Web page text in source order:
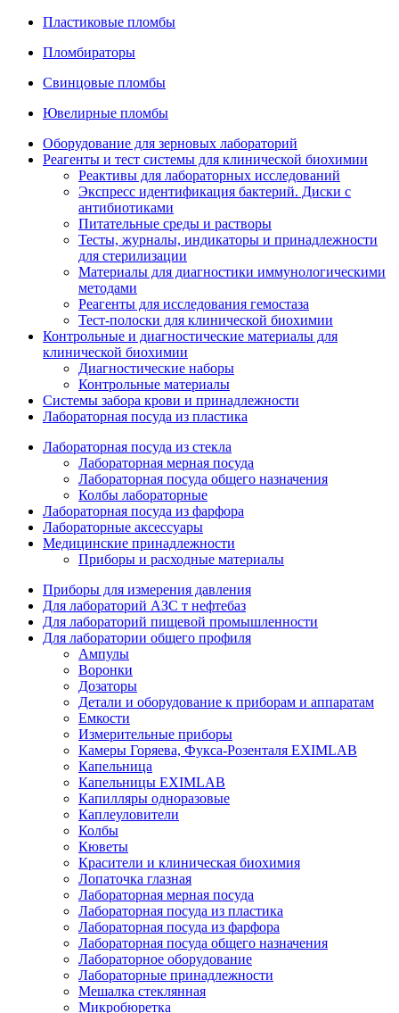
Пластиковые пломбы
Пломбираторы
Свинцовые пломбы
Ювелирные пломбы
Оборудование для зерновых лабораторий
Реагенты и тест системы для клинической биохимии
Реактивы для лабораторных исследований
Экспресс идентификация бактерий. Диски с
антибиотиками
Питательные среды и растворы
Тесты, журналы, индикаторы и принадлежности
для стерилизации
Материалы для диагностики иммунологическими
методами
Реагенты для исследования гемостаза
Тест-полоски для клинической биохимии
Контрольные и диагностические материалы для
клинической биохимии
Диагностические наборы
Контрольные материалы
Системы забора крови и принадлежности
Лабораторная посуда из пластика
Лабораторная посуда из стекла
Лабораторная мерная посуда
Лабораторная посуда общего назначения
Колбы лабораторные
Лабораторная посуда из фарфора
Лабораторные аксессуары
Медицинские принадлежности
Приборы и расходные материалы
Приборы для измерения давления
Для лабораторий АЗС т нефтебаз
Для лабораторий пищевой промышленности
Для лаборатории общего профиля
Ампулы
Воронки
Дозаторы
Детали и оборудование к приборам и аппаратам
Емкости
Измерительные приборы
Камеры Горяева, Фукса-Розенталя EXIMLAB
Капельница
Капельницы EXIMLAB
Капилляры одноразовые
Каплеуловители
Колбы
Кюветы
Красители и клиническая биохимия
Лопаточка глазная
Лабораторная мерная посуда
Лабораторная посуда из пластика
Лабораторная посуда из фарфора
Лабораторная посуда общего назначения
Лабораторное оборудование
Лабораторные принадлежности
Мешалка стеклянная
Микробюретка